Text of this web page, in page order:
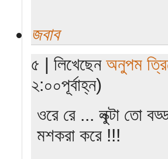
জবাব
৫ | লিখেছেন অনুপম
২:০০পূর্বাহ্ন)
ওরে রে ... লুক্টা তো
মশকরা করে !!!